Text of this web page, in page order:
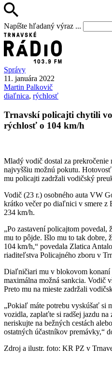
Napíšte hľadaný výraz ...
Správy
11. januára 2022
Martin Palkovič
diaľnica, rýchlosť
Trnavskí policajti chytili
rýchlosť o 104 km/h
Mladý vodič dostal za
najvyššiu možnú pokutu.
mu policajti zadržali vodičský
Vodič (23 r.) osobného auta VW
krátko večer po diaľnici v smere
234 km/h.
„Po zastavení policajtom
mu to pôjde. Išlo mu to tak dobre,
104 km/h,“ povedala Zlatica
riaditeľstva Policajného zboru v
Diaľničiari mu v blokovom konaní
maximálna možná sankcia. Vodič
Preto mu na mieste zadržali
„Pokiaľ máte potrebu vyskúšať si
vozidla, zaplaťte si radšej jazdu
neriskujte na bežných cestách
ostatných účastníkov premávky,“
Zdroj a ilustr. foto: KR PZ v